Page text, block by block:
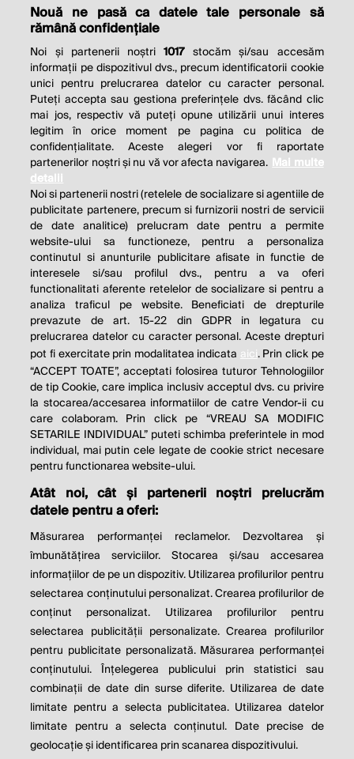
THE SOCIAL RESPONSIBILITY OF
BUSINESS IS TO INCREASE ITS
PROFITS.
Milton Friedman
© 2026 Profit.ro. Toate drepturile rezervate.
Dezvoltat de1616.ro
Contact Publicitate
Politica de cookie Politica de
confidențialitate
Setări cookies
este parte a
Nouă ne pasă ca datele tale personale să
rămână confidențiale
Noi și partenerii noștri1017 stocăm și/sau accesăm
informații pe dispozitivul dvs., precum identificatorii cookie
unici pentru prelucrarea datelor cu caracter personal.
Puteți accepta sau gestiona preferințele dvs. făcând clic
mai jos, respectiv vă puteți opune utilizării unui interes
legitim în orice moment pe pagina cu politica de
confidențialitate. Aceste alegeri vor fi raportate
partenerilor noștri și nu vă vor afecta navigarea. Mai multe
detalii
Noi si partenerii nostri (retelele de socializare si agentiile de
publicitate partenere, precum si furnizorii nostri de servicii
de date analitice) prelucram date pentru a permite
website-ului sa functioneze, pentru a personaliza
continutul si anunturile publicitare afisate in functie de
interesele si/sau profilul dvs., pentru a va oferi
functionalitati aferente retelelor de socializare si pentru a
analiza traficul pe website. Beneficiati de drepturile
prevazute de art. 15-22 din GDPR in legatura cu
prelucrarea datelor cu caracter personal. Aceste drepturi
pot fi exercitate prin modalitatea indicata aici. Prin click pe
“ACCEPT TOATE”, acceptati folosirea tuturor Tehnologiilor
de tip Cookie, care implica inclusiv acceptul dvs. cu privire
la stocarea/accesarea informatiilor de catre Vendor-ii cu
care colaboram. Prin click pe “VREAU SA MODIFIC
SETARILE INDIVIDUAL” puteti schimba preferintele in mod
individual, mai putin cele legate de cookie strict necesare
pentru functionarea website-ului.
Atât noi, cât și partenerii noștri prelucrăm
datele pentru a oferi:
Măsurarea performanței reclamelor. Dezvoltarea și
îmbunătățirea serviciilor. Stocarea și/sau accesarea
informațiilor de pe un dispozitiv. Utilizarea profilurilor pentru
selectarea conținutului personalizat. Crearea profilurilor de
conținut personalizat. Utilizarea profilurilor pentru
selectarea publicității personalizate. Crearea profilurilor
pentru publicitate personalizată. Măsurarea performanței
conținutului. Înțelegerea publicului prin statistici sau
combinații de date din surse diferite. Utilizarea de date
limitate pentru a selecta publicitatea. Utilizarea datelor
limitate pentru a selecta conținutul. Date precise de
geolocație și identificarea prin scanarea dispozitivului.